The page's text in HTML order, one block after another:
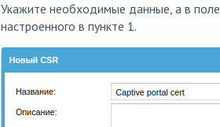
Укажите необходимые данные, а в поле
настроенного в пункте 1.